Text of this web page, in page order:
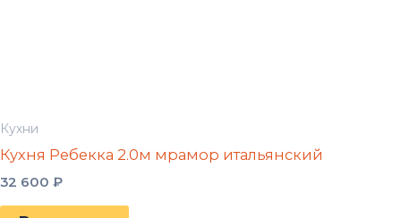
Кухни
Кухня Ребекка 2.0м мрамор итальянский
32 600 ₽